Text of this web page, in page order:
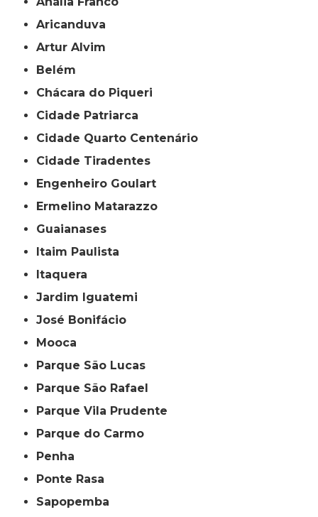
Aricanduva
Artur Alvim
Belém
Chácara do Piqueri
Cidade Patriarca
Cidade Quarto Centenário
Cidade Tiradentes
Engenheiro Goulart
Ermelino Matarazzo
Guaianases
Itaim Paulista
Itaquera
Jardim Iguatemi
José Bonifácio
Mooca
Parque São Lucas
Parque São Rafael
Parque Vila Prudente
Parque do Carmo
Penha
Ponte Rasa
Sapopemba